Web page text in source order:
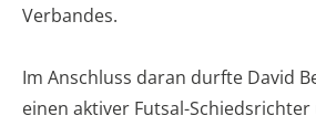
Verbandes.
Im Anschluss daran durfte David
einen aktiver Futsal-